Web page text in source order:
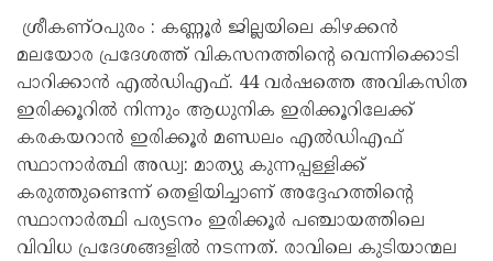
ശ്രീകണ്ഠപുരം : കണ്ണൂർ ജില്ലയിലെ കിഴക്കൻ
മലയോര പ്രദേശത്ത് വികസനത്തിന്റെ വെന്നിക്കൊടി
പാറിക്കാൻ എൽഡിഎഫ്. 44 വർഷത്തെ അവികസിത
ഇരിക്കൂറിൽ നിന്നും ആധുനിക ഇരിക്കൂറിലേക്ക്
കരകയറാൻ ഇരിക്കൂർ മണ്ഡലം എൽഡിഎഫ്
സ്ഥാനാർത്ഥി അഡ്വ: മാത്യു കുന്നപ്പള്ളിക്ക്
കരുത്തുണ്ടെന്ന് തെളിയിച്ചാണ് അദ്ദേഹത്തിന്റെ
സ്ഥാനാർത്ഥി പര്യടനം ഇരിക്കൂർ പഞ്ചായത്തിലെ
വിവിധ പ്രദേശങ്ങളിൽ നടന്നത്. രാവിലെ കുടിയാന്മല